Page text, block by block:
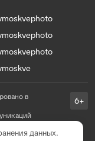
в
запись ЭЛ №
6+
данных.